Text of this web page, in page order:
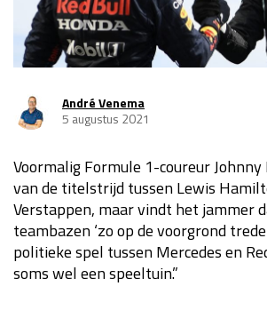
Race
Kwalificatie
Race
Kwalificatie
Race
André Venema
5 augustus 2021
Voormalig Formule 1-coureur
van de titelstrijd tussen Lewis
Verstappen, maar vindt het jammer
teambazen ‘zo op de voorgrond
politieke spel tussen Mercedes en
soms wel een speeltuin.”